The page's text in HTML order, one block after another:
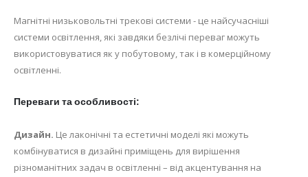
Магнітні низьковольтні трекові системи - це найсучасніші
системи освітлення, які завдяки безлічі переваг можуть
використовуватися як у побутовому, так і в комерційному
освітленні.
Переваги та особливості:
Дизайн. Це лаконічні та естетичні моделі які можуть
комбінуватися в дизайні приміщень для вирішення
різноманітних задач в освітленні – від акцентування на